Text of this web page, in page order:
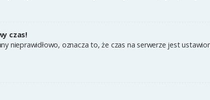
czas!
nieprawidłowo, oznacza to, że czas na serwerze jest